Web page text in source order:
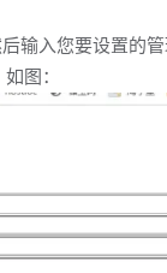
输入您要设置的
图：